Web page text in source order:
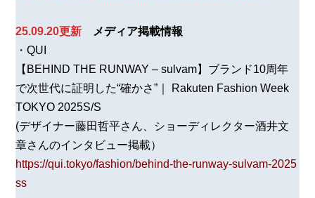
25.09.20更新 メディア掲載情報
・QUI
【BEHIND THE RUNWAY – sulvam】ブランド10周年
で次世代に証明した“確かさ”｜ Rakuten Fashion Week
TOKYO 2025S/S
(デザイナー藤田哲平さん、ショーディレクター酒井文
章さんのインタビュー掲載）
https://qui.tokyo/fashion/behind-the-runway-sulvam-2025
ss